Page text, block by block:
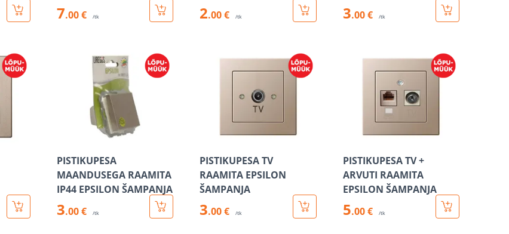
7.00 € /tk 2.00 € /tk 3.00 € /tk
PISTIKUPESA
MAANDUSEGA RAAMITA
IP44 EPSILON ŠAMPANJA
3.00 € /tk
PISTIKUPESA TV
RAAMITA EPSILON
ŠAMPANJA
3.00 € /tk
PISTIKUPESA TV +
ARVUTI RAAMITA
EPSILON ŠAMPANJA
5.00 € /tk